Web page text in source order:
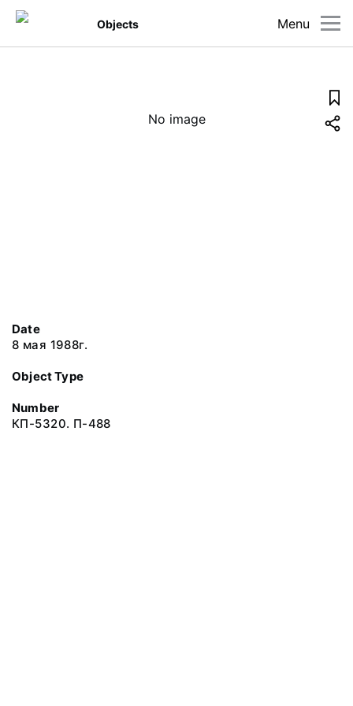
Menu
Objects
No image
Date
8 мая 1988г.
Object Type
Number
КП-5320. П-488